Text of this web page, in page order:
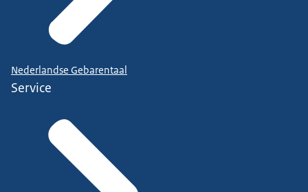
Nederlandse Gebarentaal
Service